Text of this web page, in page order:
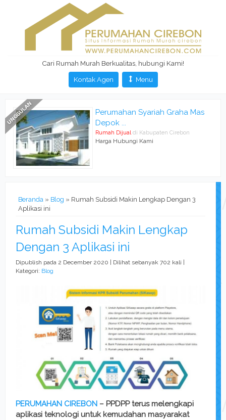
Cari Rumah Murah Berkualitas, hubungi Kami!
Kontak Agen
Menu
Perumahan Syariah Graha Mas
Depok ...
Rumah Dijual di Kabupaten Cirebon
Harga Hubungi Kami
Beranda » Blog » Rumah Subsidi Makin Lengkap Dengan 3
Aplikasi ini
Rumah Subsidi Makin Lengkap
Dengan 3 Aplikasi ini
Dipublish pada 2 December 2020 | Dilihat sebanyak 702 kali |
Kategori: Blog
PERUMAHAN CIREBON – PPDPP terus melengkapi
aplikasi teknologi untuk kemudahan masyarakat